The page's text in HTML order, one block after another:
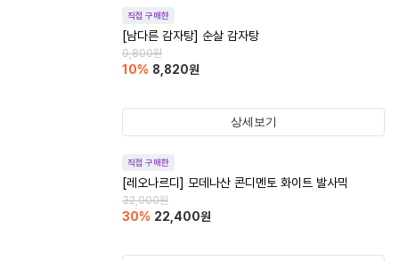
직접 구매한
[남다른 감자탕] 순살 감자탕
9,800원
10% 8,820원
상세보기
직접 구매한
[레오나르디] 모데나산 콘디멘토 화이트 발사믹
32,000원
30% 22,400원